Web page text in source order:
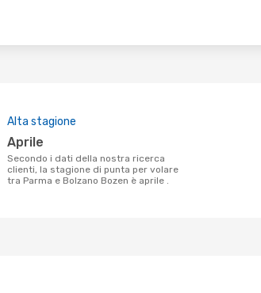
Alta stagione
aprile
Secondo i dati della nostra ricerca
clienti, la stagione di punta per volare
tra Parma e Bolzano Bozen è aprile .